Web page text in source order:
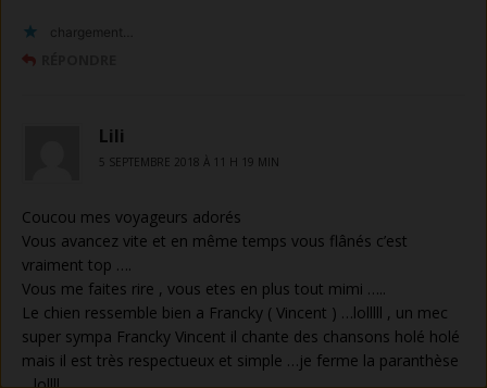
chargement…
Lili
5 SEPTEMBRE 2018 À 11 H 19 MIN
Coucou mes voyageurs adorés
Vous avancez vite et en même temps vous flânés c’est
vraiment top ….
Vous me faites rire , vous etes en plus tout mimi …..
Le chien ressemble bien a Francky ( Vincent ) …lolllll , un mec
super sympa Francky Vincent il chante des chansons holé holé
mais il est très respectueux et simple …je ferme la paranthèse